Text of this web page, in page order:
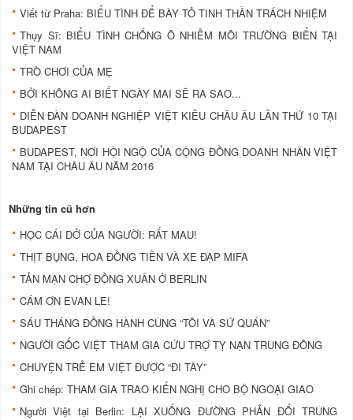
Viết từ Praha: BIỂU TÌNH ĐỂ BÀY TỎ TINH THẦN TRÁCH NHIỆM
Thụy Sĩ: BIỂU TÌNH CHỐNG Ô NHIỄM MÔI TRƯỜNG BIỂN TẠI
VIỆT NAM
TRÒ CHƠI CỦA MẸ
BỞI KHÔNG AI BIẾT NGÀY MAI SẼ RA SAO...
DIỄN ĐÀN DOANH NGHIỆP VIỆT KIỀU CHÂU ÂU LẦN THỨ 10 TẠI
BUDAPEST
BUDAPEST, NƠI HỘI NGỘ CỦA CỘNG ĐỒNG DOANH NHÂN VIỆT
NAM TẠI CHÂU ÂU NĂM 2016
Những tin cũ hơn
HỌC CÁI DỞ CỦA NGƯỜI: RẤT MAU!
THỊT BỤNG, HOA ĐỒNG TIỀN VÀ XE ĐẠP MIFA
TẢN MẠN CHỢ ĐỒNG XUÂN Ở BERLIN
CÁM ƠN EVAN LE!
SÁU THÁNG ĐỒNG HÀNH CÙNG “TÔI VÀ SỨ QUÁN”
NGƯỜI GỐC VIỆT THAM GIA CỨU TRỢ TỴ NẠN TRUNG ĐÔNG
CHUYỆN TRẺ EM VIỆT ĐƯỢC “ĐI TÂY”
Ghi chép: THAM GIA TRAO KIẾN NGHỊ CHO BỘ NGOẠI GIAO
Người Việt tại Berlin: LẠI XUỐNG ĐƯỜNG PHẢN ĐỐI TRUNG